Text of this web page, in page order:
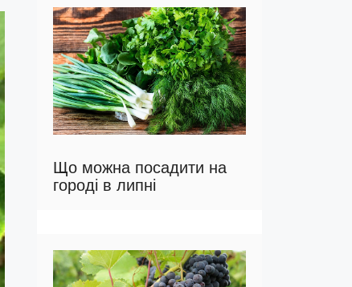
Що можна посадити на
городі в липні